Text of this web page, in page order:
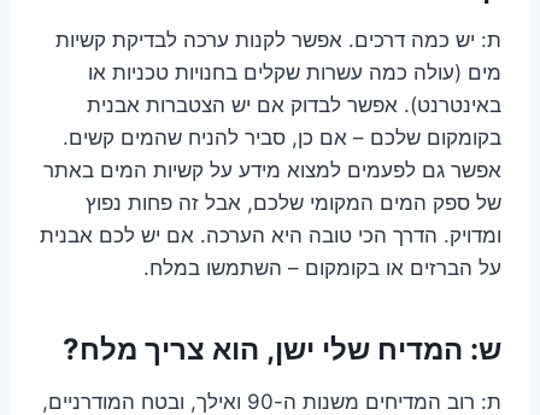
ת: יש כמה דרכים. אפשר לקנות ערכה לבדיקת קשיות
מים (עולה כמה עשרות שקלים בחנויות טכניות או
באינטרנט). אפשר לבדוק אם יש הצטברות אבנית
בקומקום שלכם – אם כן, סביר להניח שהמים קשים.
אפשר גם לפעמים למצוא מידע על קשיות המים באתר
של ספק המים המקומי שלכם, אבל זה פחות נפוץ
ומדויק. הדרך הכי טובה היא הערכה. אם יש לכם אבנית
על הברזים או בקומקום – השתמשו במלח.
ש: המדיח שלי ישן, הוא צריך מלח?
ת: רוב המדיחים משנות ה-90 ואילך, ובטח המודרניים,